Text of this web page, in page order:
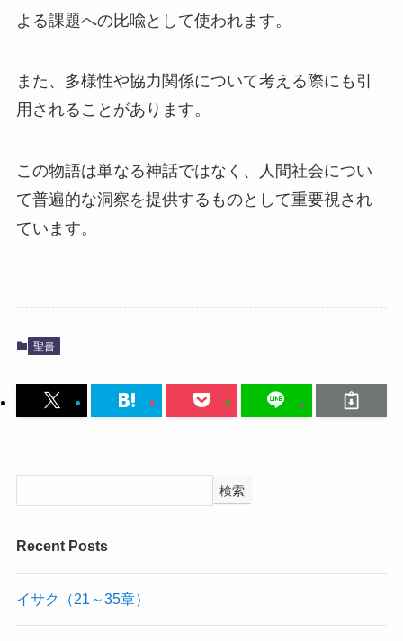
よる課題への比喩として使われます。
また、多様性や協力関係について考える際にも引
用されることがあります。
この物語は単なる神話ではなく、人間社会につい
て普遍的な洞察を提供するものとして重要視され
ています。
聖書
検索
Recent Posts
イサク（21～35章）